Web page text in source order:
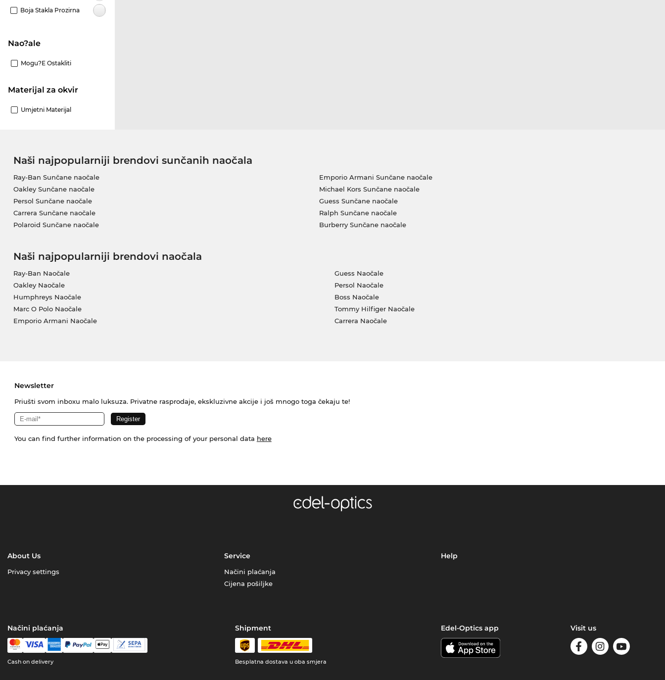
Boja Stakla Prozirna
Nao?ale
Mogu?e Ostakliti
materijal za okvir
Umjetni Materijal
Naši najpopularniji brendovi sunčanih naočala
Ray-Ban Sunčane naočale
Oakley Sunčane naočale
Persol Sunčane naočale
Carrera Sunčane naočale
Polaroid Sunčane naočale
Emporio Armani Sunčane naočale
Michael Kors Sunčane naočale
Guess Sunčane naočale
Ralph Sunčane naočale
Burberry Sunčane naočale
Naši najpopularniji brendovi naočala
Ray-Ban Naočale
Oakley Naočale
Humphreys Naočale
Marc O Polo Naočale
Emporio Armani Naočale
Guess Naočale
Persol Naočale
Boss Naočale
Tommy Hilfiger Naočale
Carrera Naočale
Newsletter
Priušti svom inboxu malo luksuza. Privatne rasprodaje, ekskluzivne akcije i još mnogo toga čekaju te!
You can find further information on the processing of your personal data here
About Us
Privacy settings
Service
Načini plaćanja
Cijena pošiljke
Help
Načini plaćanja
Cash on delivery
Shipment
Besplatna dostava u oba smjera
Edel-Optics app Visit us